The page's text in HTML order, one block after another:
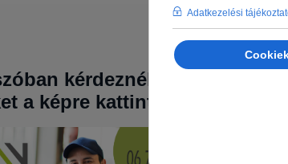
kérdeznél? Hívj
a képre kattintva